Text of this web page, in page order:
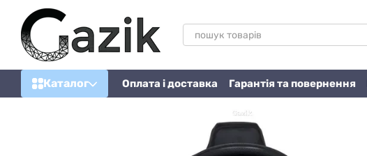
Перейти до основного контенту
Каталог Оплата і доставка Гарантія та повернення